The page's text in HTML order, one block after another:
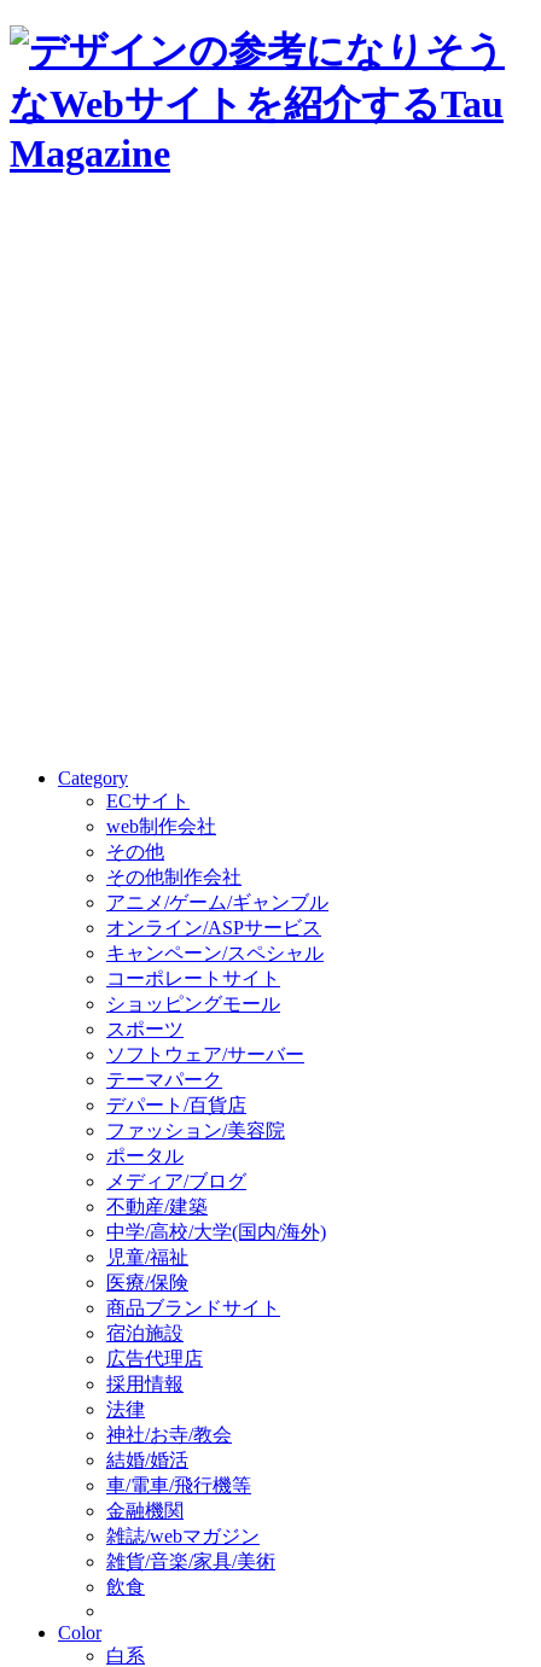
Category
ECサイト
web制作会社
その他
その他制作会社
アニメ/ゲーム/ギャンブル
オンライン/ASPサービス
キャンペーン/スペシャル
コーポレートサイト
ショッピングモール
スポーツ
ソフトウェア/サーバー
テーマパーク
デパート/百貨店
ファッション/美容院
ポータル
メディア/ブログ
不動産/建築
中学/高校/大学(国内/海外)
児童/福祉
医療/保険
商品ブランドサイト
宿泊施設
広告代理店
採用情報
法律
神社/お寺/教会
結婚/婚活
車/電車/飛行機等
金融機関
雑誌/webマガジン
雑貨/音楽/家具/美術
飲食
Color
白系